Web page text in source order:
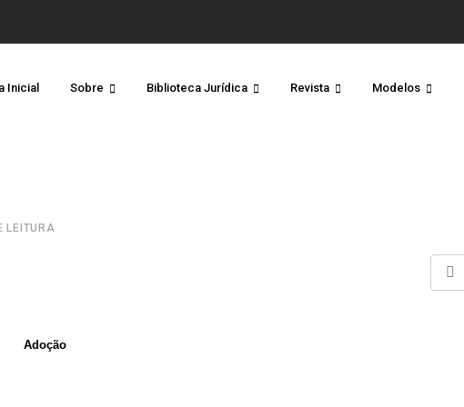
Inicial Sobre Biblioteca Jurídica Revista Modelos
LEITURA
Adoção